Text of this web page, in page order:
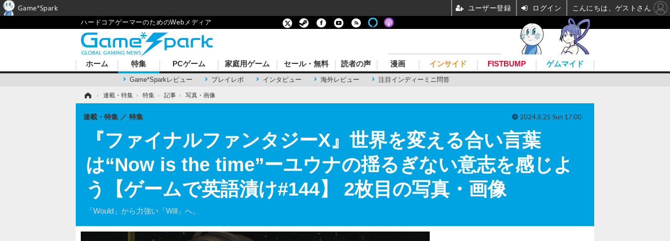
ハードコアゲーマーのためのWebメディア
ホーム 特集
Game*Sparkレビュー プレイレポ インタビュー 海外レビュー 注目インディーミニ問答
PCゲーム 家庭用ゲーム セール・無料 読者の声 漫画 インサイド FISTBUMP ゲムマイド
› 連載・特集 › 特集 › 記事 › 写真・画像
『ファイナルファンタジーX』世界を変える合い言葉
は“Now is the time”ーユウナの揺るぎない意志を感じよ
う【ゲームで英語漬け#144】 2枚目の写真・画像
「Would」から力強い「Will」へ。
連載・特集 特集 2024.8.25 Sun 17:00
Game*Spark ユーザー登録 ログイン こんにちは、ゲストさん